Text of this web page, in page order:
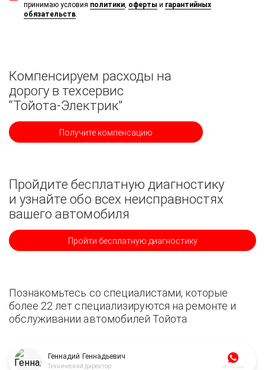
принимаю условия политики, оферты и гарантийных
обязательств.
Компенсируем расходы на
дорогу в техсервис
“Тойота-Электрик”
Получите компенсацию
Пройдите бесплатную диагностику
и узнайте обо всех неисправностях
вашего автомобиля
Пройти бесплатную диагностику
Познакомьтесь со специалистами, которые
более 22 лет специализируются на ремонте и
обслуживании автомобилей Тойота
Геннадий Геннадьевич
Технический директор WhatsApp